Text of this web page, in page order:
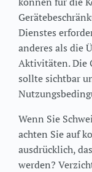
Dienstes
anderes als die
Aktivitäten. Die
sollte sichtbar
Wenn Sie
achten Sie auf
ausdrücklich,
werden?